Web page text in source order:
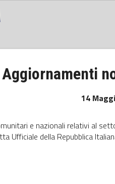
Aggiornamenti
14
e nazionali relativi al
Ufficiale della Repubblica